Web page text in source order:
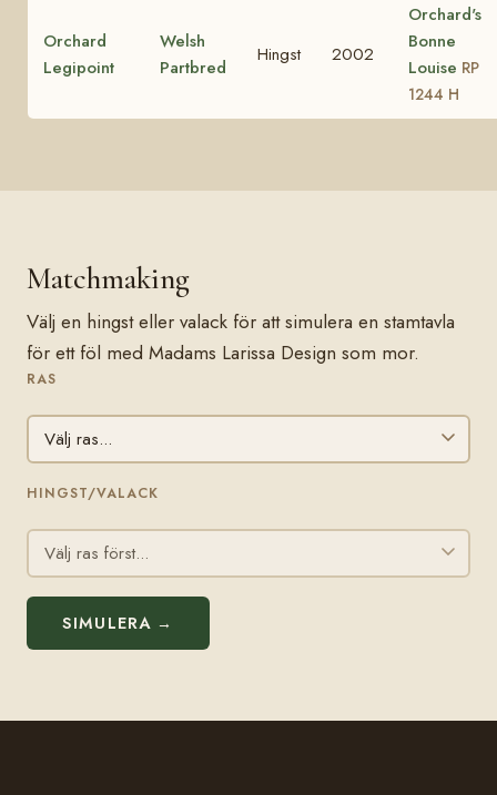
Orchard
Legipoint
Welsh
Partbred
Hingst 2002
Orchard's
Bonne
Louise RP
1244 H
Matchmaking
Välj en hingst eller valack för att simulera en stamtavla
för ett föl med Madams Larissa Design som mor.
RAS
HINGST/VALACK
SIMULERA →